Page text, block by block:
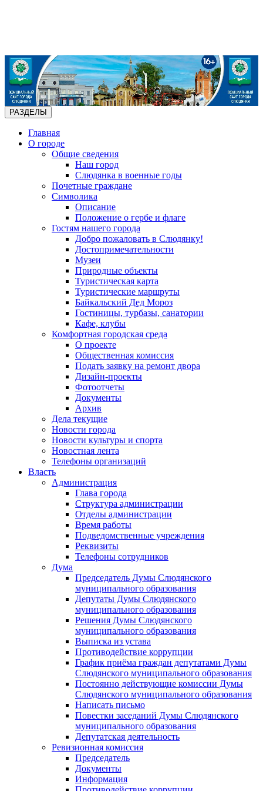
РАЗДЕЛЫ
Главная
О городе
Общие сведения
Наш город
Слюдянка в военные годы
Почетные граждане
Символика
Описание
Положение о гербе и флаге
Гостям нашего города
Добро пожаловать в Слюдянку!
Достопримечательности
Музеи
Природные объекты
Туристическая карта
Туристические маршруты
Байкальский Дед Мороз
Гостиницы, турбазы, санатории
Кафе, клубы
Комфортная городская среда
О проекте
Общественная комиссия
Подать заявку на ремонт двора
Дизайн-проекты
Фотоотчеты
Документы
Архив
Дела текущие
Новости города
Новости культуры и спорта
Новостная лента
Телефоны организаций
Власть
Администрация
Глава города
Структура администрации
Отделы администрации
Время работы
Подведомственные учреждения
Реквизиты
Телефоны сотрудников
Дума
Председатель Думы Слюдянского
муниципального образования
Депутаты Думы Слюдянского
муниципального образования
Решения Думы Слюдянского
муниципального образования
Выписка из устава
Противодействие коррупции
График приёма граждан депутатами Думы
Слюдянского муниципального образования
Постоянно действующие комиссии Думы
Слюдянского муниципального образования
Написать письмо
Повестки заседаний Думы Слюдянского
муниципального образования
Депутатская деятельность
Ревизионная комиссия
Председатель
Документы
Информация